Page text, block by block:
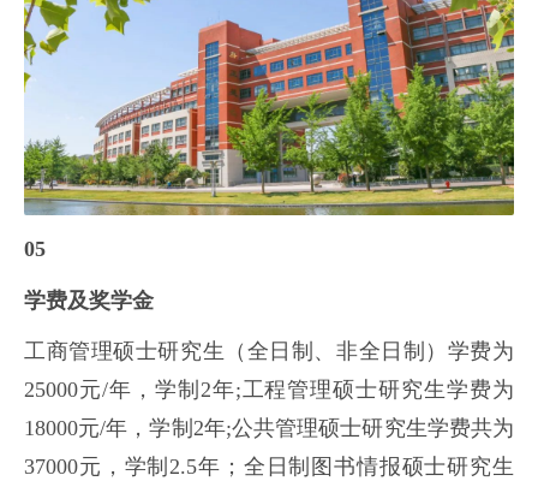
05
学费及奖学金
工商管理硕士研究生（全日制、非全日制）学费为
25000元/年，学制2年;工程管理硕士研究生学费为
18000元/年，学制2年;公共管理硕士研究生学费共为
37000元，学制2.5年；全日制图书情报硕士研究生